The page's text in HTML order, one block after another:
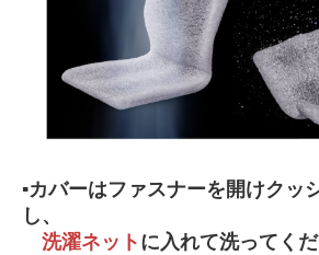
▪カバーはファスナーを開けクッ
し、
洗濯ネット に入れて洗ってくだ